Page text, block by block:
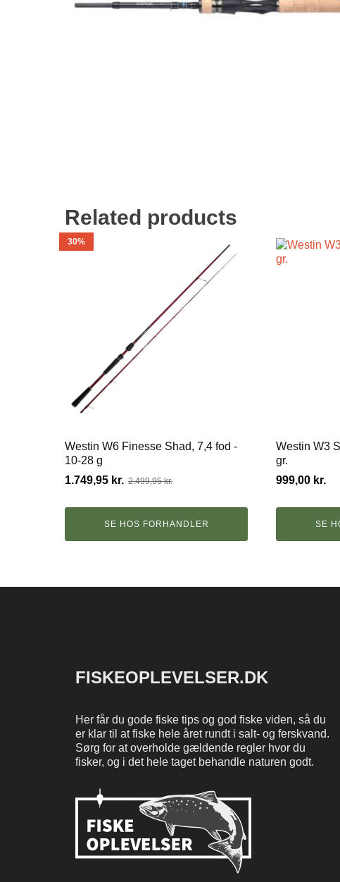
Related products
30%
Westin W6 Finesse Shad, 7,4 fod -
10-28 g
2.499,95kr.
Den
pris
1.749,95 kr.
Den
pris
SE HOS FORHANDLER
Westin W3
gr.
999,00 kr.
SE
FISKEOPLEVELSER.DK
Her får du gode fiske tips og god fiske viden, så du
er klar til at fiske hele året rundt i salt- og ferskvand.
Sørg for at overholde gældende regler hvor du
fisker, og i det hele taget behandle naturen godt.